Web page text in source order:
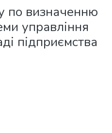
по визначенню
управління
підприємства